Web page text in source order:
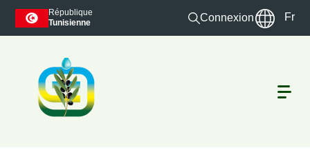
Skip to main content
République
Tunisienne
Connexion Fr